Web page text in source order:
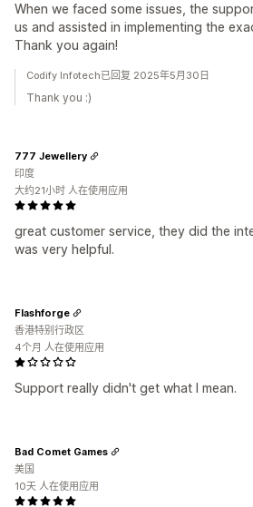
When we faced some issues, the
us and assisted in implementing the
Thank you again!
Codify Infotech已回复 2025年5月30日
Thank you :)
great customer service, they did the
was very helpful.
777 Jewellery
印度
大约21小时 人在使用应用
Support really didn't get what I mean.
Flashforge
香港特别行政区
4个月 人在使用应用
Bad Comet Games
美国
10天 人在使用应用